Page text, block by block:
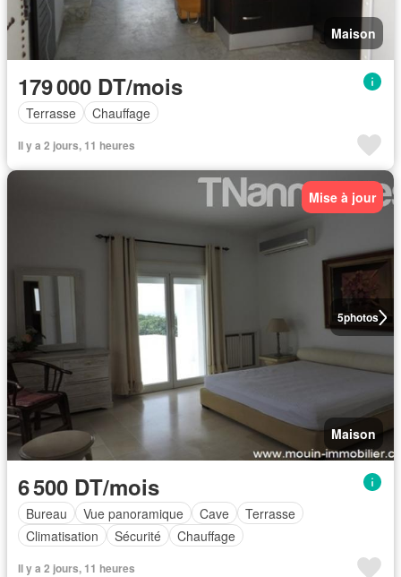
Maison
179 000 DT/mois
Terrasse Chauffage
Il y a 2 jours, 11 heures
5photos
Mise à jour
Maison
6 500 DT/mois
Bureau Vue panoramique Cave
Terrasse
Climatisation
Sécurité Chauffage
Il y a 2 jours, 11 heures